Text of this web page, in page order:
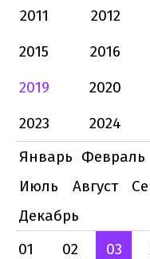
2011 2012
2015
2016
2019
2020
2023
2024
Январь Февраль
Июль
Август
Декабрь
01
02 03